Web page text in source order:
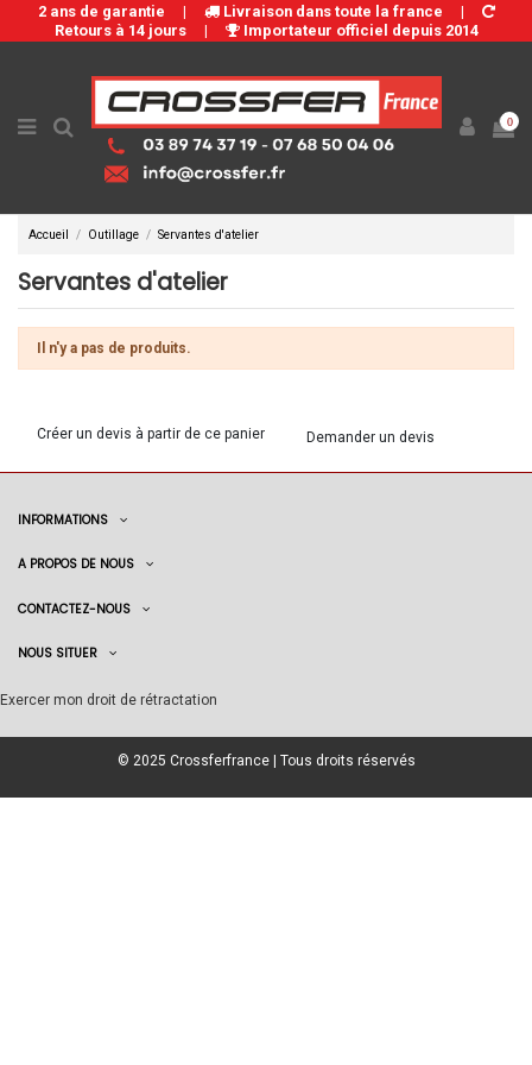
2 ans de garantie | Livraison dans toute la france
|
Retours à 14 jours
| Importateur officiel depuis 2014
0
Accueil Outillage Servantes d'atelier
Servantes d'atelier
Il n'y a pas de produits.
Créer un devis à partir de ce panier Demander un devis
INFORMATIONS
A PROPOS DE NOUS
CONTACTEZ-NOUS
NOUS SITUER
Exercer mon droit de rétractation
© 2025 Crossferfrance | Tous droits réservés